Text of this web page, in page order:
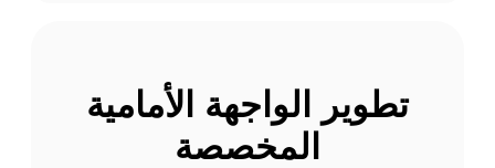
تطوير الواجهة الأمامية
المخصصة